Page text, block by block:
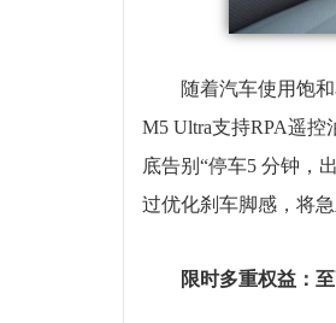
随着汽车使用饱
M5 Ultra支持RPA遥
底告别“停车5 分钟，
过优化刹车脚感，将
限时多重权益：